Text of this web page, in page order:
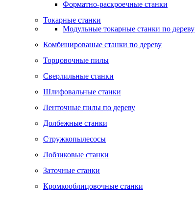
Форматно-раскроечные станки
Токарные станки
Модульные токарные станки по дереву
Комбинированые станки по дереву
Торцовочные пилы
Сверлильные станки
Шлифовальные станки
Ленточные пилы по дереву
Долбежные станки
Стружкопылесосы
Лобзиковые станки
Заточные станки
Кромкооблицовочные станки